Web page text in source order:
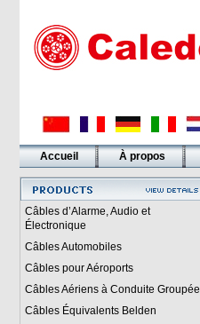
Accueil À propos
Liens
Câbles d’Alarme, Audio et
Électronique
Câbles Automobiles
Câbles pour Aéroports
Câbles Aériens à Conduite Groupée
Câbles Équivalents Belden